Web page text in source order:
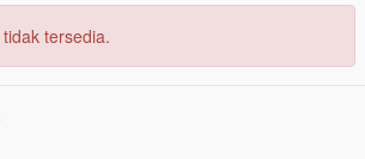
tersedia.